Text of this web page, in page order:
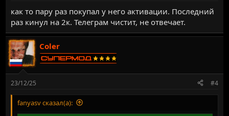
как то пару раз покупал у него активации. Последний
раз кинул на 2к. Телеграм чистит, не отвечает.
Coler
23/12/25 #4
fanyasv сказал(а):